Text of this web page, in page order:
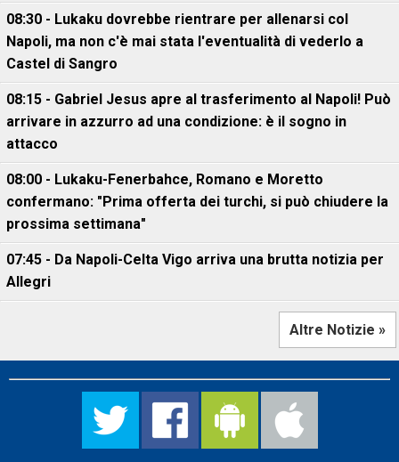
08:30 - Lukaku dovrebbe rientrare per allenarsi col
Napoli, ma non c'è mai stata l'eventualità di vederlo a
Castel di Sangro
08:15 - Gabriel Jesus apre al trasferimento al Napoli! Può
arrivare in azzurro ad una condizione: è il sogno in
attacco
08:00 - Lukaku-Fenerbahce, Romano e Moretto
confermano: "Prima offerta dei turchi, si può chiudere la
prossima settimana"
07:45 - Da Napoli-Celta Vigo arriva una brutta notizia per
Allegri
Altre Notizie »